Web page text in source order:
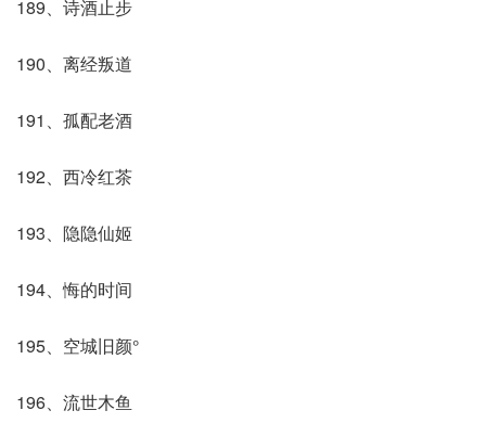
189、诗酒止步
190、离经叛道
191、孤配老酒
192、西冷红茶
193、隐隐仙姬
194、悔的时间
195、空城旧颜°
196、流世木鱼